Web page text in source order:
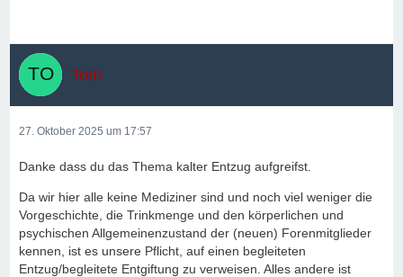
Tom
27. Oktober 2025 um 17:57
Danke dass du das Thema kalter Entzug aufgreifst.
Da wir hier alle keine Mediziner sind und noch viel weniger die
Vorgeschichte, die Trinkmenge und den körperlichen und
psychischen Allgemeinenzustand der (neuen) Forenmitglieder
kennen, ist es unsere Pflicht, auf einen begleiteten
Entzug/begleitete Entgiftung zu verweisen. Alles andere ist